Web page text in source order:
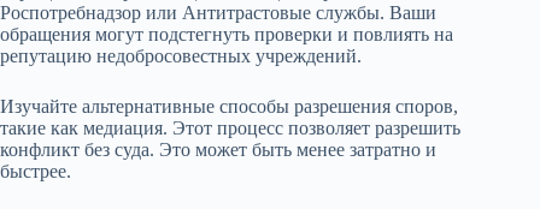
Роспотребнадзор или Антитрастовые службы. Ваши
обращения могут подстегнуть проверки и повлиять на
репутацию недобросовестных учреждений.
Изучайте альтернативные способы разрешения споров,
такие как медиация. Этот процесс позволяет разрешить
конфликт без суда. Это может быть менее затратно и
быстрее.